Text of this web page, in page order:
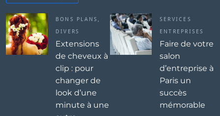
BONS PLANS
DIVERS
Extensions
de cheveux à
clip : pour
changer de
look d’une
minute à une
SERVICES
ENTREPRISES
Faire de votre
salon
d’entreprise à
Paris un
succès
mémorable